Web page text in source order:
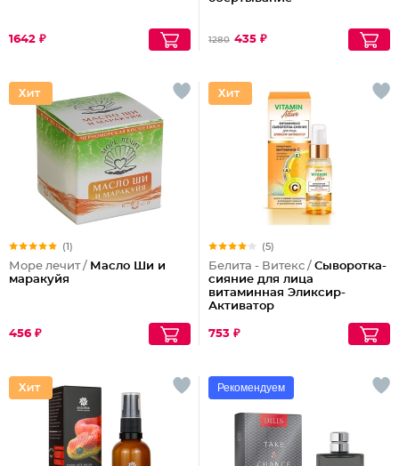
1642 ₽ 1280 435 ₽
(1)
Море лечит / Масло Ши и
маракуйя
456 ₽
(5)
Белита - Витекс / Сыворотка-
сияние для лица
витаминная Эликсир-
Активатор
753 ₽
Рекомендуем